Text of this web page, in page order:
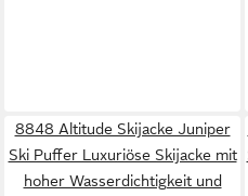
8848 Altitude Skijacke Juniper
Ski Puffer Luxuriöse Skijacke mit
hoher Wasserdichtigkeit und